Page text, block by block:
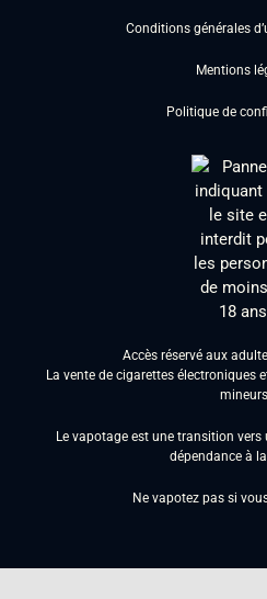
Conditions générales
Mentions
Politique de
Accès réservé aux
La vente de cigarettes électroniques
Le vapotage est une transition
dépendance à
Ne vapotez pas si